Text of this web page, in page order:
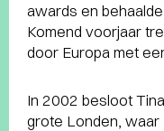
awards en
Komend voorjaar
door Europa met
In 2002 besloot
grote Londen, waar